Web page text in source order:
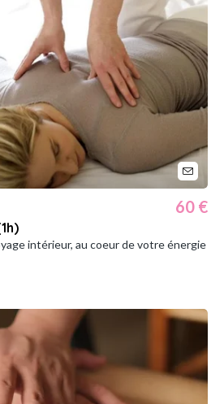
60 €
intérieur, au coeur de votre énergie